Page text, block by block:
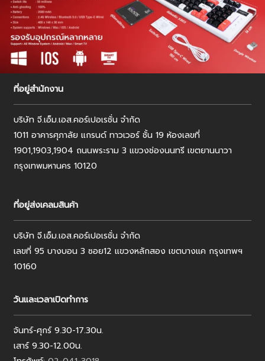
ที่อยู่สำนักงาน
บริษัท จี.เอ็ม.เอส.คอร์เปอเรชั่น จำกัด
1011 อาคารศุภาลัย แกรนด์ ทาวเวอร์ ชั้น 19 ห้องเลขที่
1901,1903,1904 ถนนพระราม 3 แขวงช่องนนทรี เขตยานนาวา
กรุงเทพมหานคร 10120
ที่อยู่ส่งเคลมสินค้า
บริษัท จี.เอ็ม.เอส.คอร์เปอเรชั่น จำกัด
เลขที่ 95 บางบอน 3 ซอย12 แขวงหลักสอง เขตบางแค กรุงเทพฯ
10160
วันและเวลาเปิดทำการ
จันทร์-ศุกร์ 9.30-17.30น.
เสาร์ 9.30-12.00น.